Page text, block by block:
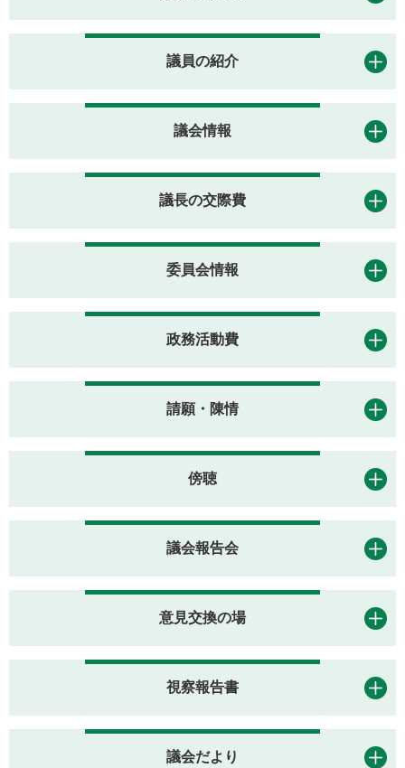
議員の紹介
議会情報
議長の交際費
委員会情報
政務活動費
請願・陳情
傍聴
議会報告会
意見交換の場
視察報告書
議会だより